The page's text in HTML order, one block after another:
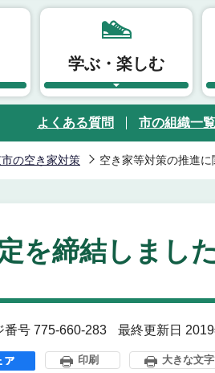
学ぶ・楽しむ
よくある質問 市の組織一覧
の空き家対策 空き家等対策の推進
を締結しまし
番号 775-660-283 最終更新日
印刷 大きな文